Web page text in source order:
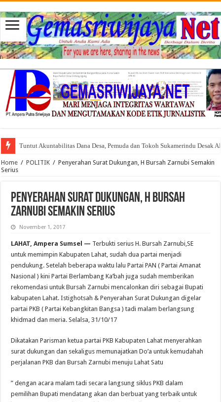
Tuntut Akuntabilitas Dana Desa, Pemuda dan Tokoh Sukamerindu Desak
Home / POLITIK / Penyerahan Surat Dukungan, H Bursah Zarnubi Semakin
Serius
Penyerahan Surat Dukungan, H Bursah
Zarnubi Semakin Serius
November 1, 2017
LAHAT, Ampera Sumsel — Terbukti serius H. Bursah Zarnubi,SE
untuk memimpin Kabupaten Lahat, sudah dua partai menjadi
pendukung. Setelah beberapa waktu lalu Partai PAN ( Partai Amanat
Nasional ) kini Partai Berlambang Ka’bah juga sudah memberikan
rekomendasi untuk Bursah Zarnubi mencalonkan diri sebagai Bupati
kabupaten Lahat. Istighotsah & Penyerahan Surat Dukungan digelar
partai PKB ( Partai Kebangkitan Bangsa ) tadi malam berlangsung
khidmad dan meria. Selalsa, 31/10/17
Dikatakan Parisman ketua partai PKB Kabupaten Lahat menyerahkan
surat dukungan dan sekaligus memunajatkan Do’a untuk kemudahah
perjalanan PKB dan Bursah Zarnubi menuju Lahat Satu
” dengan acara malam tadi secara langsung siklus PKB dalam
pemilihan Bupati mendatang akan dan berbuat yang terbaik untuk